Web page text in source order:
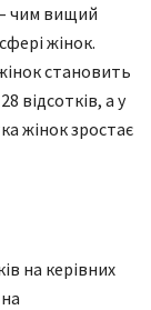
– чим вищий
жінок.
становить
відсотків, а у
жінок зростає
на керівних